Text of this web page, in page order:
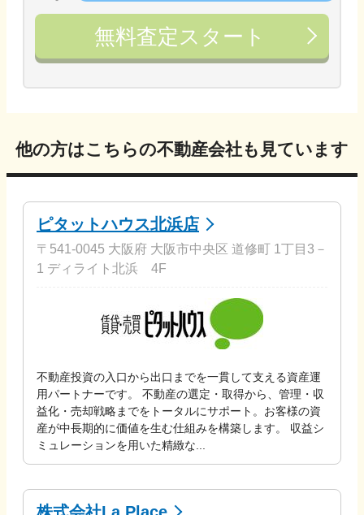
無料査定スタート
他の方はこちらの不動産会社も見ています
ピタットハウス北浜店
〒541-0045 大阪府 大阪市中央区 道修町 1丁目3－
1 ディライト北浜 4F
不動産投資の入口から出口までを一貫して支える資産運
用パートナーです。 不動産の選定・取得から、管理・収
益化・売却戦略までをトータルにサポート。お客様の資
産が中長期的に価値を生む仕組みを構築します。 収益シ
ミュレーションを用いた精緻な...